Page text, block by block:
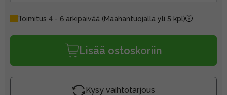
Toimitus 4 - 6 arkipäivää (Maahantuojalla yli 5 kpl)
Lisää ostoskoriin
Kysy vaihtotarjous